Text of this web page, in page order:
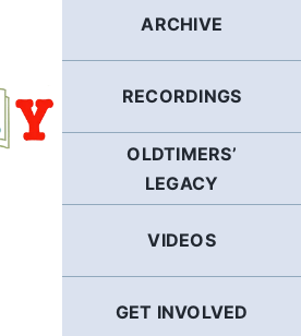
ARCHIVE
RECORDINGS
OLDTIMERS’
LEGACY
VIDEOS
GET INVOLVED